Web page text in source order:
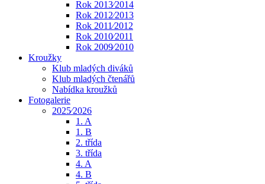
Rok 2013⁄2014
Rok 2012⁄2013
Rok 2011⁄2012
Rok 2010⁄2011
Rok 2009⁄2010
Kroužky
Klub mladých diváků
Klub mladých čtenářů
Nabídka kroužků
Fotogalerie
2025⁄2026
1. A
1. B
2. třída
3. třída
4. A
4. B